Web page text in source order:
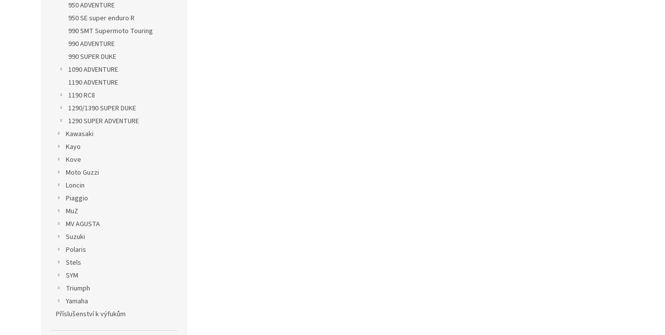
950 ADVENTURE
950 SE super enduro R
990 SMT Supermoto Touring
990 ADVENTURE
990 SUPER DUKE
1090 ADVENTURE
1190 ADVENTURE
1190 RC8
1290/1390 SUPER DUKE
1290 SUPER ADVENTURE
Kawasaki
Kayo
Kove
Moto Guzzi
Loncin
Piaggio
MuZ
MV AGUSTA
Suzuki
Polaris
Stels
SYM
Triumph
Yamaha
Příslušenství k výfukům